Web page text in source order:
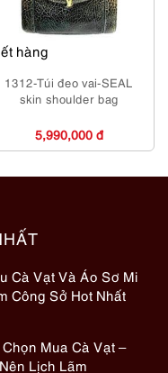
hàng
1312-Túi đeo vai-SEAL
skin shoulder bag
5,990,000 đ
Cà Vạt Và Áo Sơ Mi
Công Sở Hot Nhất
Mua Cà Vạt –
Lịch Lãm